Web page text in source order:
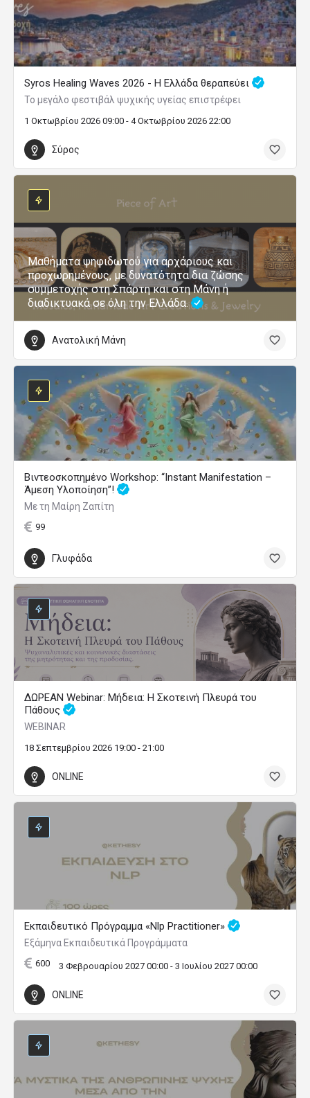
Syros Healing Waves 2026 - Η Ελλάδα θεραπεύει
Το μεγάλο φεστιβάλ ψυχικής υγείας επιστρέφει
1 Οκτωβρίου 2026 09:00 - 4 Οκτωβρίου 2026 22:00
Σύρος
Μαθήματα ψηφιδωτού για αρχάριους και
προχωρημένους, με δυνατότητα δια ζώσης
συμμετοχής στη Σπάρτη και στη Μάνη ή
διαδικτυακά σε όλη την Ελλάδα.
Ανατολική Μάνη
Βιντεοσκοπημένο Workshop: “Instant Manifestation –
Άμεση Υλοποίηση”!
Με τη Μαίρη Ζαπίτη
99
Γλυφάδα
ΔΩΡΕΑΝ Webinar: Μήδεια: Η Σκοτεινή Πλευρά του
Πάθους
WEBINAR
18 Σεπτεμβρίου 2026 19:00 - 21:00
ONLINE
Εκπαιδευτικό Πρόγραμμα «Nlp Practitioner»
Εξάμηνα Εκπαιδευτικά Προγράμματα
600 3 Φεβρουαρίου 2027 00:00 - 3 Ιουλίου 2027 00:00
ONLINE